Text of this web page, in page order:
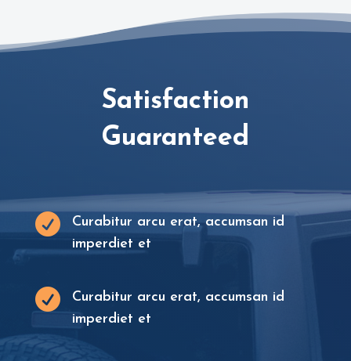
Satisfaction
Guaranteed

Curabitur arcu erat, accumsan id
imperdiet et

Curabitur arcu erat, accumsan id
imperdiet et